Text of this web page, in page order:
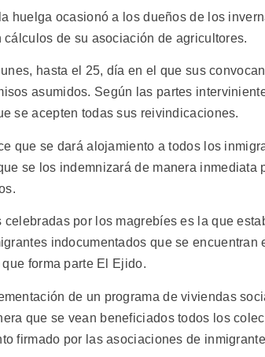
huelga ocasionó a los dueños de los
de su asociación de agricultores.
hasta el 25, día en el que sus
asumidos. Según las partes
se acepten todas sus reivindicaciones.
que se dará alojamiento a todos los
se los indemnizará de manera inmediata
celebradas por los magrebíes es la que
indocumentados que se encuentran
forma parte El Ejido.
de un programa de viviendas
que se vean beneficiados todos los
firmado por las asociaciones de